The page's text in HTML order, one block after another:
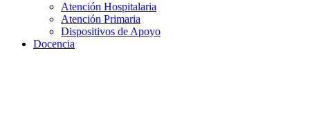
Atención Hospitalaria
Atención Primaria
Dispositivos de Apoyo
Docencia